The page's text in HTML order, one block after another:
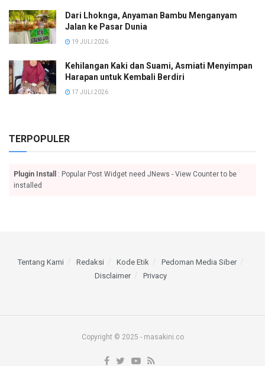
Dari Lhoknga, Anyaman Bambu Menganyam
Jalan ke Pasar Dunia
19 JULI 2026
Kehilangan Kaki dan Suami, Asmiati Menyimpan
Harapan untuk Kembali Berdiri
17 JULI 2026
TERPOPULER
Plugin Install
: Popular Post Widget need JNews - View Counter to be
installed
Tentang Kami Redaksi Kode Etik
Pedoman Media Siber
Disclaimer
Privacy
Copyright © 2025 - masakini.co